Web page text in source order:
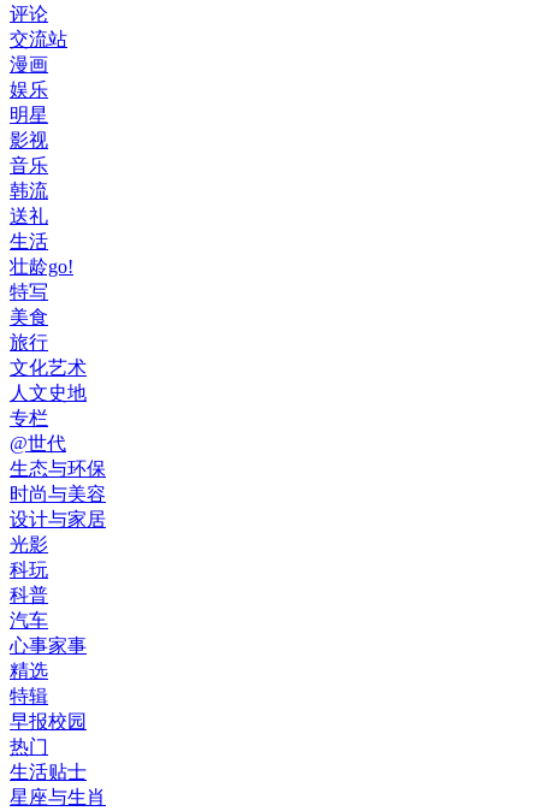
评论
交流站
漫画
娱乐
明星
影视
音乐
韩流
送礼
生活
壮龄go!
特写
美食
旅行
文化艺术
人文史地
专栏
@世代
生态与环保
时尚与美容
设计与家居
光影
科玩
科普
汽车
心事家事
精选
特辑
早报校园
热门
生活贴士
星座与生肖